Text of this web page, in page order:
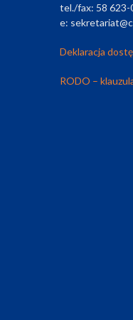
tel./fax: 58 623-
e:
Deklaracja
RODO –